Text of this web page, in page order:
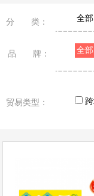
分 类： 全部
品 牌： 全部
Neurio
小小伞
贸易类型：